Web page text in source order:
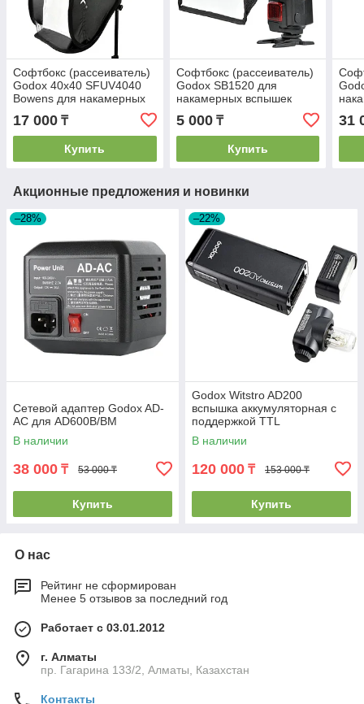
Софтбокс (рассеиватель)
Godox 40х40 SFUV4040
Bowens для накамерных
17 000 ₸
Купить
Софтбокс (рассеиватель)
Godox SB1520 для
накамерных вспышек
15х20см, универсальный
5 000₸
Купить
31
Акционные предложения и новинки
–28%
Сетевой адаптер Godox AD-
AC для AD600B/BM
В наличии
38 000 ₸ 53 000 ₸
Купить
–22%
Godox Witstro AD200
вспышка аккумуляторная с
поддержкой TTL
В наличии
120 000 ₸ 153 000 ₸
Купить
О нас
Рейтинг не сформирован
Менее 5 отзывов за последний год
Работает с 03.01.2012
г. Алматы
пр. Гагарина 133/2, Алматы, Казахстан
Контакты